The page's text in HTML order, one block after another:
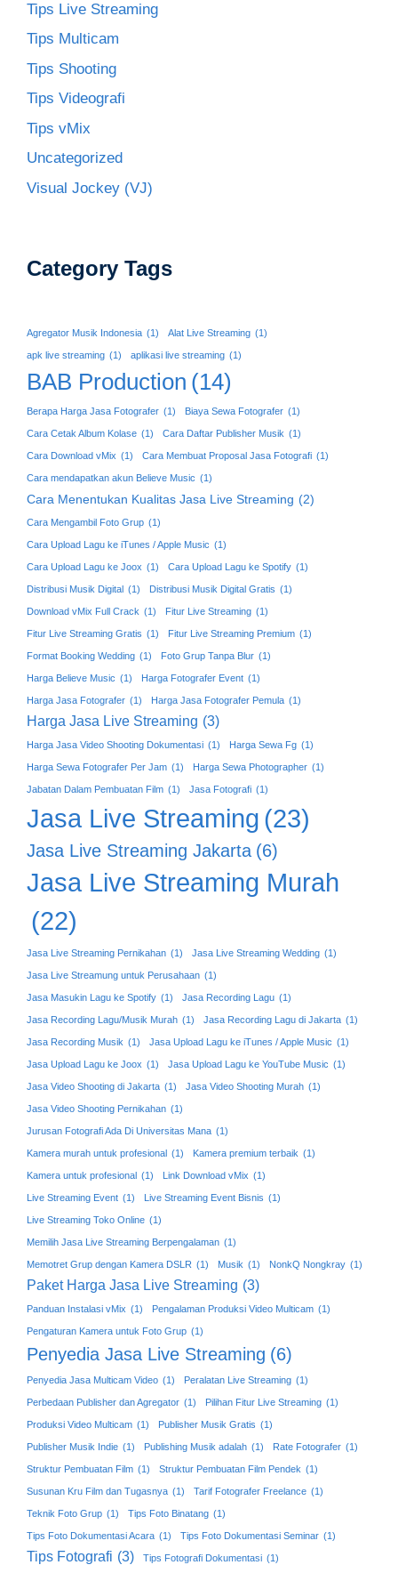
Tips Live Streaming
Tips Multicam
Tips Shooting
Tips Videografi
Tips vMix
Uncategorized
Visual Jockey (VJ)
Category Tags
Agregator Musik Indonesia (1) Alat Live Streaming (1)
apk live streaming (1) aplikasi live streaming (1)
BAB Production (14)
Berapa Harga Jasa Fotografer (1) Biaya Sewa Fotografer (1)
Cara Cetak Album Kolase (1) Cara Daftar Publisher Musik (1)
Cara Download vMix (1) Cara Membuat Proposal Jasa Fotografi (1)
Cara mendapatkan akun Believe Music (1)
Cara Menentukan Kualitas Jasa Live Streaming (2)
Cara Mengambil Foto Grup (1)
Cara Upload Lagu ke iTunes / Apple Music (1)
Cara Upload Lagu ke Joox (1) Cara Upload Lagu ke Spotify (1)
Distribusi Musik Digital (1) Distribusi Musik Digital Gratis (1)
Download vMix Full Crack (1) Fitur Live Streaming (1)
Fitur Live Streaming Gratis (1) Fitur Live Streaming Premium (1)
Format Booking Wedding (1) Foto Grup Tanpa Blur (1)
Harga Believe Music (1) Harga Fotografer Event (1)
Harga Jasa Fotografer (1) Harga Jasa Fotografer Pemula (1)
Harga Jasa Live Streaming (3)
Harga Jasa Video Shooting Dokumentasi (1) Harga Sewa Fg (1)
Harga Sewa Fotografer Per Jam (1) Harga Sewa Photographer (1)
Jabatan Dalam Pembuatan Film (1) Jasa Fotografi (1)
Jasa Live Streaming (23)
Jasa Live Streaming Jakarta (6)
Jasa Live Streaming Murah
(22)
Jasa Live Streaming Pernikahan (1) Jasa Live Streaming Wedding (1)
Jasa Live Streamung untuk Perusahaan (1)
Jasa Masukin Lagu ke Spotify (1) Jasa Recording Lagu (1)
Jasa Recording Lagu/Musik Murah (1) Jasa Recording Lagu di Jakarta (1)
Jasa Recording Musik (1) Jasa Upload Lagu ke iTunes / Apple Music (1)
Jasa Upload Lagu ke Joox (1) Jasa Upload Lagu ke YouTube Music (1)
Jasa Video Shooting di Jakarta (1) Jasa Video Shooting Murah (1)
Jasa Video Shooting Pernikahan (1)
Jurusan Fotografi Ada Di Universitas Mana (1)
Kamera murah untuk profesional (1) Kamera premium terbaik (1)
Kamera untuk profesional (1) Link Download vMix (1)
Live Streaming Event (1) Live Streaming Event Bisnis (1)
Live Streaming Toko Online (1)
Memilih Jasa Live Streaming Berpengalaman (1)
Memotret Grup dengan Kamera DSLR (1) Musik (1) NonkQ Nongkray (1)
Paket Harga Jasa Live Streaming (3)
Panduan Instalasi vMix (1) Pengalaman Produksi Video Multicam (1)
Pengaturan Kamera untuk Foto Grup (1)
Penyedia Jasa Live Streaming (6)
Penyedia Jasa Multicam Video (1) Peralatan Live Streaming (1)
Perbedaan Publisher dan Agregator (1) Pilihan Fitur Live Streaming (1)
Produksi Video Multicam (1) Publisher Musik Gratis (1)
Publisher Musik Indie (1) Publishing Musik adalah (1) Rate Fotografer (1)
Struktur Pembuatan Film (1) Struktur Pembuatan Film Pendek (1)
Susunan Kru Film dan Tugasnya (1) Tarif Fotografer Freelance (1)
Teknik Foto Grup (1) Tips Foto Binatang (1)
Tips Foto Dokumentasi Acara (1) Tips Foto Dokumentasi Seminar (1)
Tips Fotografi (3) Tips Fotografi Dokumentasi (1)